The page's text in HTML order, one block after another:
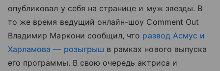
опубликовал у себя на странице и муж звезды. В
то же время ведущий онлайн-шоу Comment Out
Владимир Маркони сообщил, что развод Асмус и
Харламова — розыгрыш в рамках нового выпуска
его программы. В свою очередь актриса и